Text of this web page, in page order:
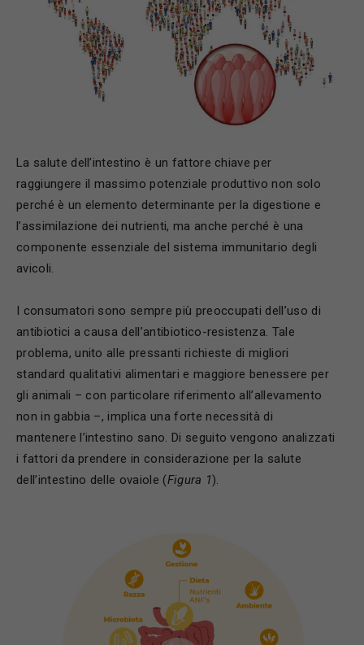
La salute dell’intestino è un fattore chiave per
raggiungere il massimo potenziale produttivo non solo
perché è un elemento determinante per la digestione e
l’assimilazione dei nutrienti, ma anche perché è una
componente essenziale del sistema immunitario degli
avicoli.
I consumatori sono sempre più preoccupati dell’uso di
antibiotici a causa dell’antibiotico-resistenza. Tale
problema, unito alle pressanti richieste di migliori
standard qualitativi alimentari e maggiore benessere per
gli animali – con particolare riferimento all’allevamento
non in gabbia –, implica una forte necessità di
mantenere l’intestino sano. Di seguito vengono analizzati
i fattori da prendere in considerazione per la salute
dell’intestino delle ovaiole (Figura 1).